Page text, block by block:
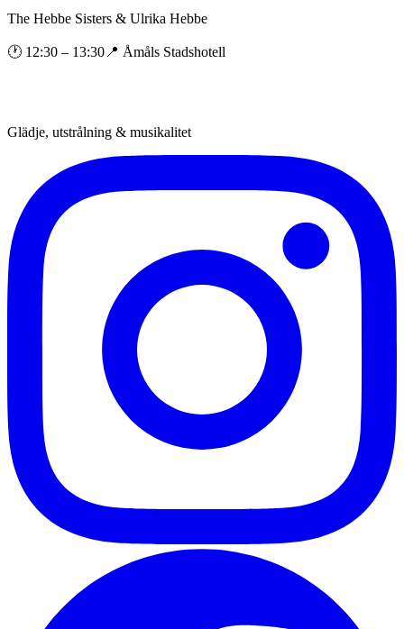
The Hebbe Sisters & Ulrika Hebbe
🕐 12:30 – 13:30 📍 Åmåls Stadshotell
Glädje, utstrålning & musikalitet